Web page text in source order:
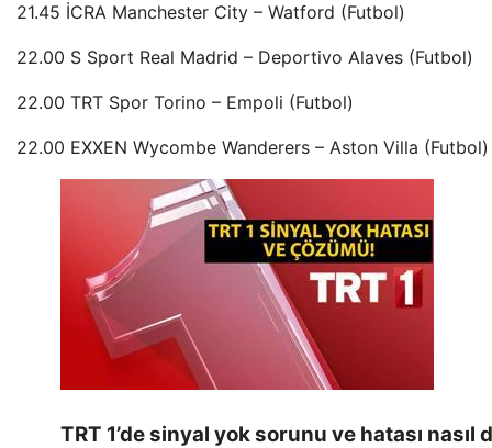
21.45 İCRA Manchester City – Watford (Futbol)
22.00 S Sport Real Madrid – Deportivo Alaves (Futbol)
22.00 TRT Spor Torino – Empoli (Futbol)
22.00 EXXEN Wycombe Wanderers – Aston Villa (Futbol)
TRT 1’de sinyal yok sorunu ve hatası nasıl